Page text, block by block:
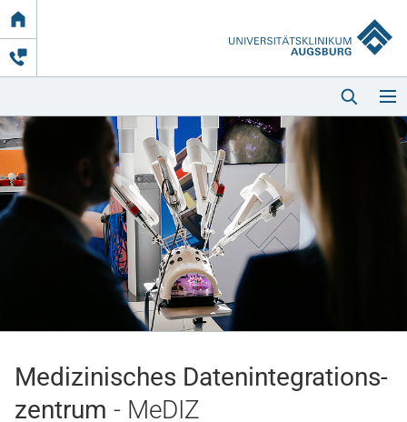
Link
zur
Startseite
Kliniken & Einrichtungen
Medizinisches Datenintegrations­
zentrum - MeDIZ